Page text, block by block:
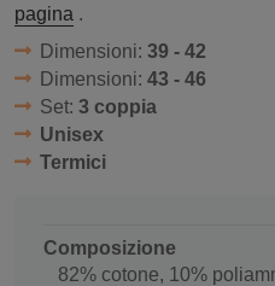
pagina .
Dimensioni: 39 - 42
Dimensioni: 43 - 46
Set: 3 coppia
Unisex
Termici
Composizione
82% cotone, 10%